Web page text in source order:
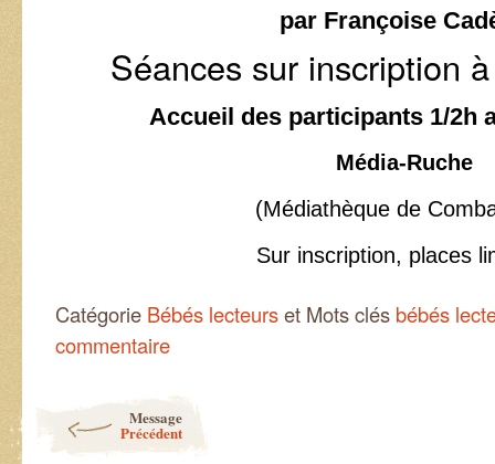
par Françoise
Séances sur inscription
Accueil des participants 1/2h
Média-Ruche
(Médiathèque de
Sur inscription, places
Catégorie Bébés lecteurset Mots clés bébés
commentaire
Message
Précédent